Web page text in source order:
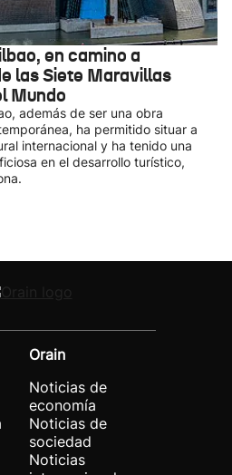
en camino a
las Siete Maravillas
Mundo
además de ser una obra
ha permitido situar a
internacional y ha tenido una
en el desarrollo turístico,
Orain
Noticias de
economía
Noticias de
sociedad
Noticias